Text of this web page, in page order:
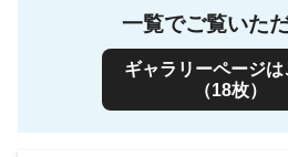
一覧でご覧いた
ギャラリーページは
（18枚）